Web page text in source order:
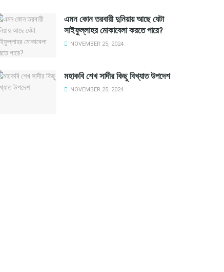
এমন কোন তরবারী দুনিয়ায় আছে যেটা
সাইফুল্লাহর মোকাবেলা করতে পারে?
NOVEMBER 25, 2024
মহাকবি শেখ সাদীর কিছু বিখ্যাত উপদেশ
NOVEMBER 25, 2024